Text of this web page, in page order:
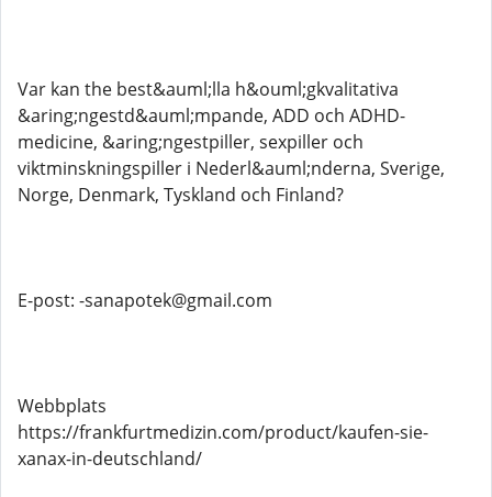
Var kan the best&auml;lla h&ouml;gkvalitativa
&aring;ngestd&auml;mpande, ADD och ADHD-
medicine, &aring;ngestpiller, sexpiller och
viktminskningspiller i Nederl&auml;nderna, Sverige,
Norge, Denmark, Tyskland och Finland?
E-post: -sanapotek@gmail.com
Webbplats
https://frankfurtmedizin.com/product/kaufen-sie-
xanax-in-deutschland/